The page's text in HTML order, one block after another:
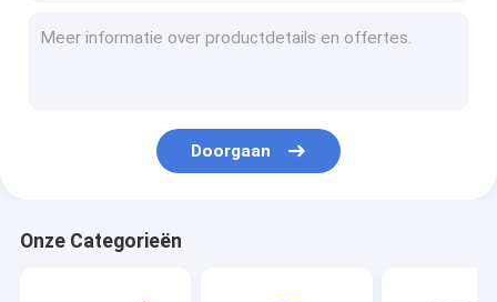
Elektrische Boor Schoonmakende Borstel
Doorgaan
Onze Categorieën